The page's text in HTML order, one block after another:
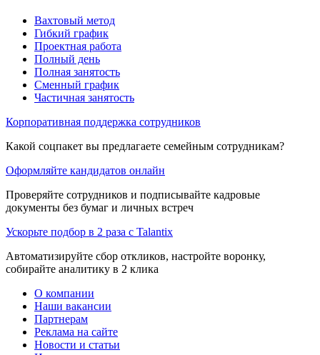
Вахтовый метод
Гибкий график
Проектная работа
Полный день
Полная занятость
Сменный график
Частичная занятость
Корпоративная поддержка сотрудников
Какой соцпакет вы предлагаете семейным сотрудникам?
Оформляйте кандидатов онлайн
Проверяйте сотрудников и подписывайте кадровые
документы без бумаг и личных встреч
Ускорьте подбор в 2 раза с Talantix
Автоматизируйте сбор откликов, настройте воронку,
собирайте аналитику в 2 клика
О компании
Наши вакансии
Партнерам
Реклама на сайте
Новости и статьи